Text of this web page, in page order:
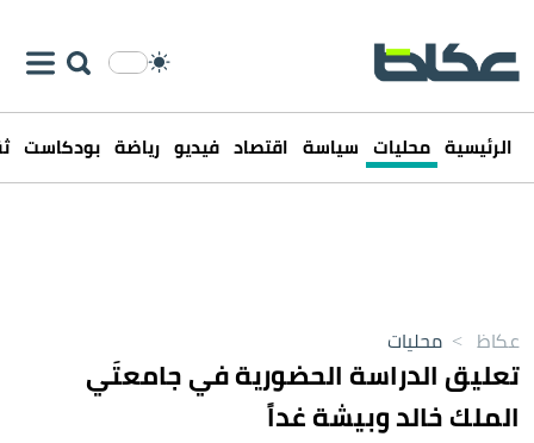
الرئيسية محليات سياسة اقتصاد فيديو رياضة بودكاست
عكاظ > محليات
تعليق الدراسة الحضورية في جامعتَي
الملك خالد وبيشة غداً